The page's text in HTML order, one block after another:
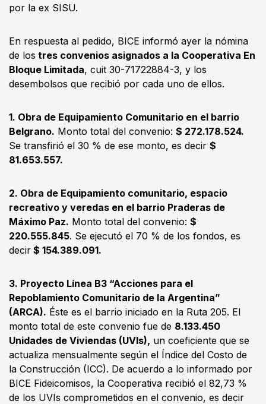
por la ex SISU.
En respuesta al pedido, BICE informó ayer la nómina
de los tres convenios asignados a la Cooperativa En
Bloque Limitada, cuit 30-71722884-3, y los
desembolsos que recibió por cada uno de ellos.
1. Obra de Equipamiento Comunitario en el barrio
Belgrano. Monto total del convenio: $ 272.178.524.
Se transfirió el 30 % de ese monto, es decir $
81.653.557.
2. Obra de Equipamiento comunitario, espacio
recreativo y veredas en el barrio Praderas de
Máximo Paz. Monto total del convenio: $
220.555.845. Se ejecutó el 70 % de los fondos, es
decir $ 154.389.091.
3. Proyecto Línea B3 “Acciones para el
Repoblamiento Comunitario de la Argentina”
(ARCA). Éste es el barrio iniciado en la Ruta 205. El
monto total de este convenio fue de 8.133.450
Unidades de Viviendas (UVIs), un coeficiente que se
actualiza mensualmente según el Índice del Costo de
la Construcción (ICC). De acuerdo a lo informado por
BICE Fideicomisos, la Cooperativa recibió el 82,73 %
de los UVIs comprometidos en el convenio, es decir